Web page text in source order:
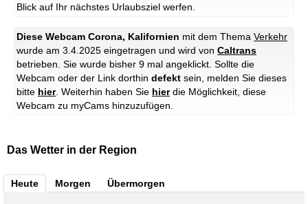
Blick auf Ihr nächstes Urlaubsziel werfen.
Diese Webcam Corona, Kalifornien mit dem Thema Verkehr
wurde am 3.4.2025 eingetragen und wird von Caltrans
betrieben. Sie wurde bisher 9 mal angeklickt. Sollte die
Webcam oder der Link dorthin defekt sein, melden Sie dieses
bitte hier. Weiterhin haben Sie hierdie Möglichkeit, diese
Webcam zu myCams hinzuzufügen.
Das Wetter in der Region
Heute Morgen Übermorgen